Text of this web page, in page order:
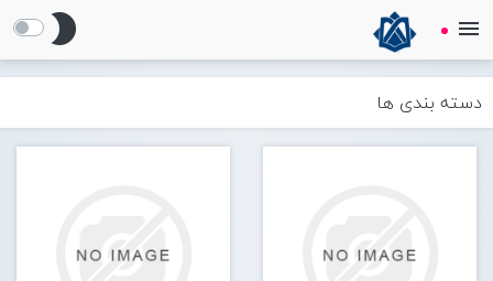
Centlab
brightness_2 menu
دسته بندی ها